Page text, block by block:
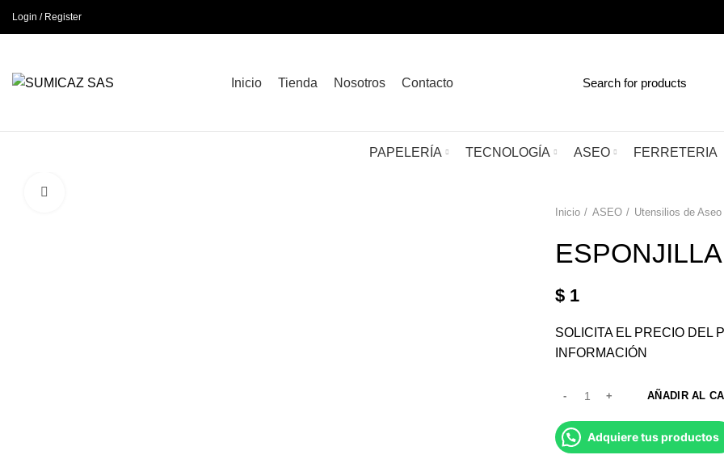
Login / Register
Inicio Tienda Nosotros Contacto
PAPELERÍA TECNOLOGÍA ASEO FERRETERIA
Inicio
ASEO Utensilios de Aseo
$ 1
SOLICITA EL PRECIO DEL
INFORMACIÓN
AÑADIR AL
Adquiere tus productos